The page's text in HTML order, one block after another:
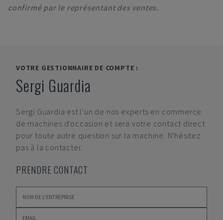
confirmé par le représentant des ventes.
VOTRE GESTIONNAIRE DE COMPTE :
Sergi Guardia
Sergi Guardia est l'un de nos experts en commerce
de machines d'occasion et sera votre contact direct
pour toute autre question sur la machine. N'hésitez
pas à la contacter.
PRENDRE CONTACT